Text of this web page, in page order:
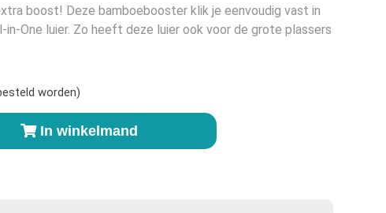
boost! Deze bamboebooster klik je eenvoudig vast in
in-One luier. Zo heeft deze luier ook voor de grote plassers
worden)
In winkelmand